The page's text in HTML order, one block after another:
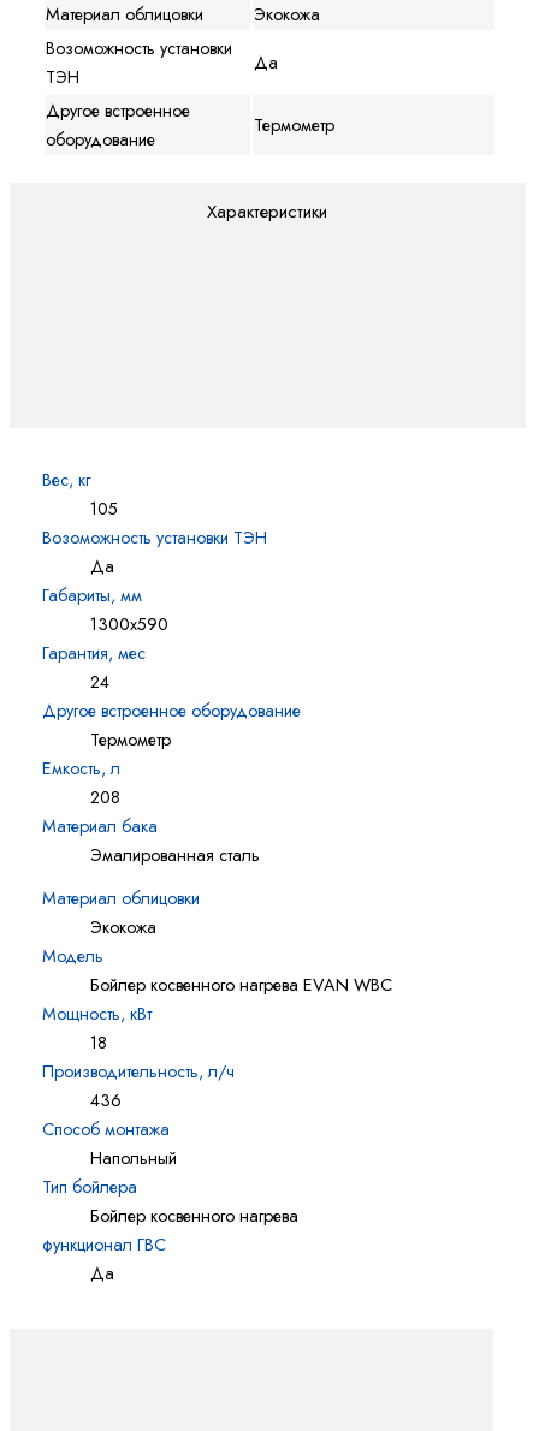
Материал облицовки
Экокожа
Возоможность установки
ТЭН
Да
Другое встроенное
оборудование
Термометр
Характеристики
Вес, кг
105
Возоможность установки ТЭН
Да
Габариты, мм
1300х590
Гарантия, мес
24
Другое встроенное оборудование
Термометр
Емкость, л
208
Материал бака
Эмалированная сталь
Материал облицовки
Экокожа
Модель
Бойлер косвенного нагрева EVAN WBC
Мощность, кВт
18
Производительность, л/ч
436
Способ монтажа
Напольный
Тип бойлера
Бойлер косвенного нагрева
функционал ГВС
Да